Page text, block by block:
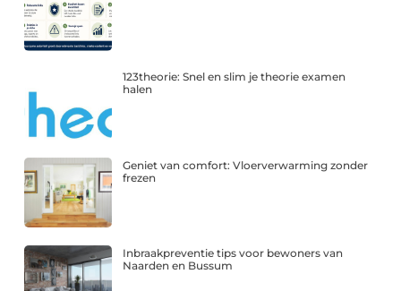
123theorie: Snel en slim je theorie examen
halen
Geniet van comfort: Vloerverwarming zonder
frezen
Inbraakpreventie tips voor bewoners van
Naarden en Bussum